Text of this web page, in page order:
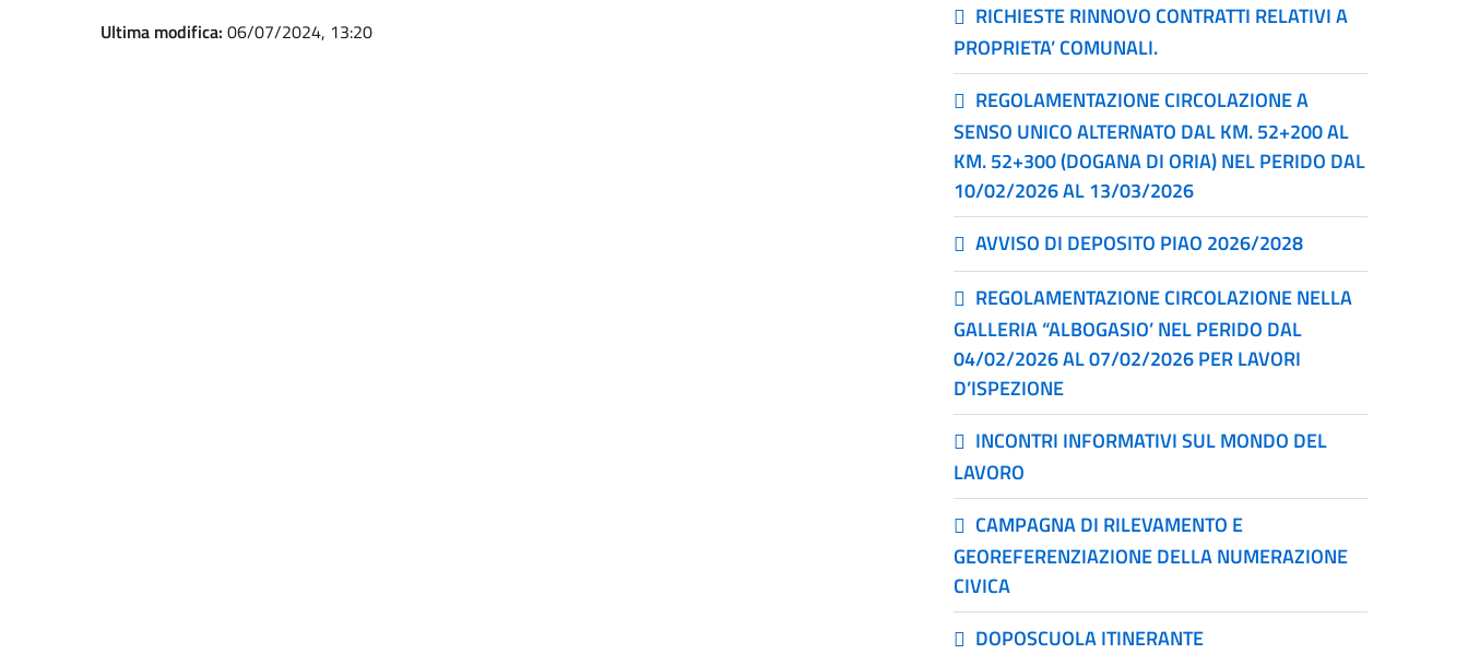
Ultima modifica: 06/07/2024, 13:20
RICHIESTE RINNOVO CONTRATTI RELATIVI A
PROPRIETA’ COMUNALI.
REGOLAMENTAZIONE CIRCOLAZIONE A
SENSO UNICO ALTERNATO DAL KM. 52+200 AL
KM. 52+300 (DOGANA DI ORIA) NEL PERIDO DAL
10/02/2026 AL 13/03/2026
AVVISO DI DEPOSITO PIAO 2026/2028
REGOLAMENTAZIONE CIRCOLAZIONE NELLA
GALLERIA “ALBOGASIO’ NEL PERIDO DAL
04/02/2026 AL 07/02/2026 PER LAVORI
D’ISPEZIONE
INCONTRI INFORMATIVI SUL MONDO DEL
LAVORO
CAMPAGNA DI RILEVAMENTO E
GEOREFERENZIAZIONE DELLA NUMERAZIONE
CIVICA
DOPOSCUOLA ITINERANTE